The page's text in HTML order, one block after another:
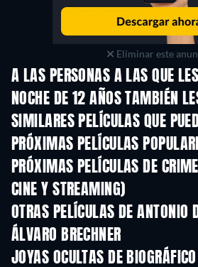
Eliminar este
A LAS PERSONAS A LAS QUE
NOCHE DE 12 AÑOS TAMBIÉN
SIMILARES PELÍCULAS QUE
PRÓXIMAS PELÍCULAS
PRÓXIMAS PELÍCULAS DE
CINE Y STREAMING)
OTRAS PELÍCULAS DE ANTONIO
ÁLVARO BRECHNER
JOYAS OCULTAS DE BIOGRÁFICO